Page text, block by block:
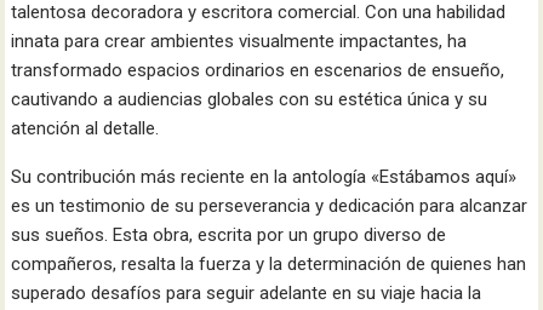
talentosa decoradora y escritora comercial. Con una habilidad
innata para crear ambientes visualmente impactantes, ha
transformado espacios ordinarios en escenarios de ensueño,
cautivando a audiencias globales con su estética única y su
atención al detalle.
Su contribución más reciente en la antología «Estábamos aquí»
es un testimonio de su perseverancia y dedicación para alcanzar
sus sueños. Esta obra, escrita por un grupo diverso de
compañeros, resalta la fuerza y la determinación de quienes han
superado desafíos para seguir adelante en su viaje hacia la